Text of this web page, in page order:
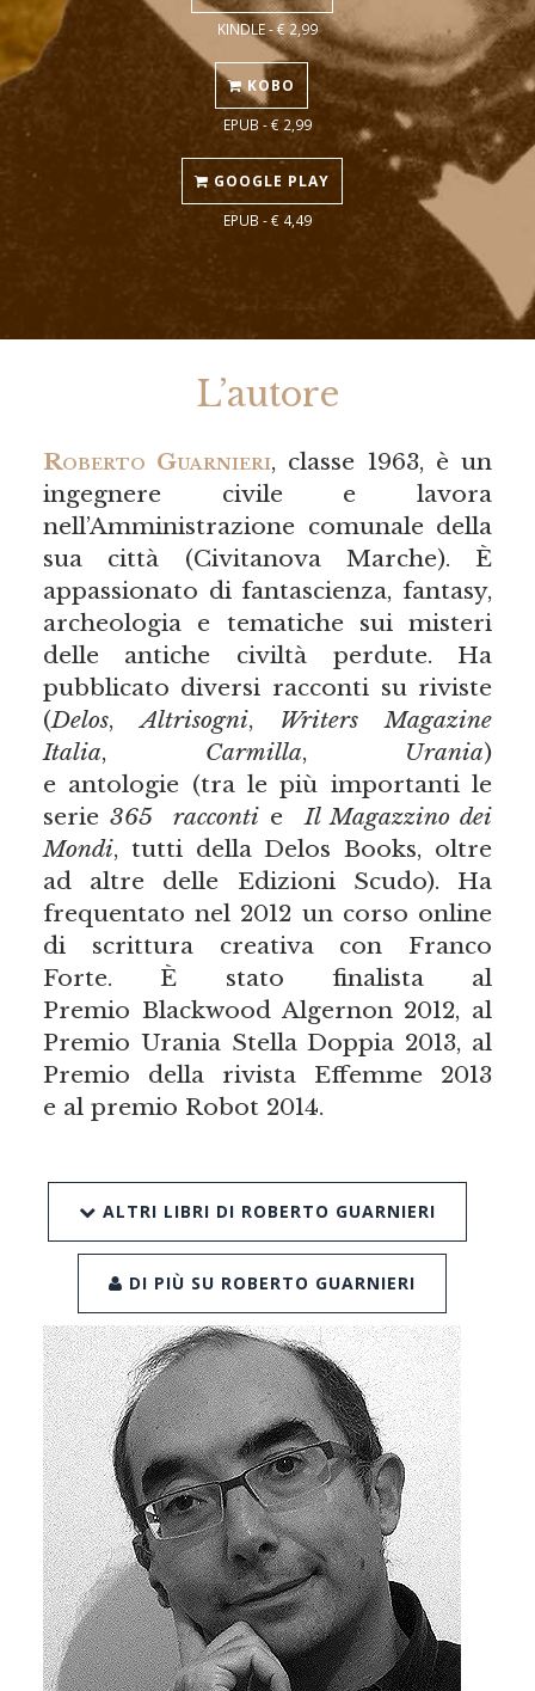
KINDLE - € 2,99
KOBO
EPUB - € 2,99
GOOGLE PLAY
EPUB - € 4,49
L’autore
Roberto Guarnieri, classe 1963, è un
ingegnere civile e lavora
nell’Amministrazione comunale della
sua città (Civitanova Marche). È
appassionato di fantascienza, fantasy,
archeologia e tematiche sui misteri
delle antiche civiltà perdute. Ha
pubblicato diversi racconti su riviste
(Delos,Altrisogni, Writers Magazine
Italia, Carmilla, Urania)
e antologie (tra le più importanti le
serie 365 racconti eIl Magazzino dei
Mondi, tutti della Delos Books, oltre
ad altre delle Edizioni Scudo). Ha
frequentato nel 2012 un corso online
di scrittura creativa con Franco
Forte. È stato finalista al
Premio Blackwood Algernon 2012, al
Premio Urania Stella Doppia 2013, al
Premio della rivista Effemme 2013
e al premio Robot 2014.
ALTRI LIBRI DI ROBERTO GUARNIERI
DI PIÙ SU ROBERTO GUARNIERI